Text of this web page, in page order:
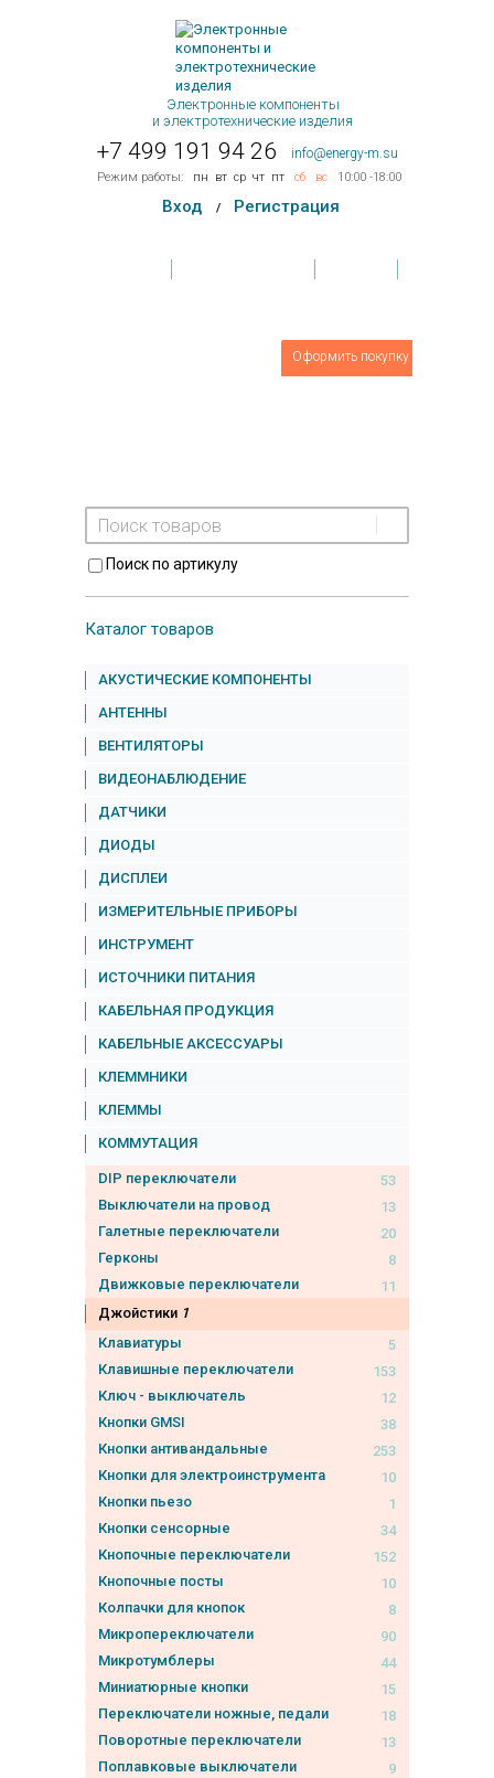
Электронные компоненты
и электротехнические изделия
+7 499 191 94 26 info@energy-m.su
Режим работы: пн вт ср чт пт сб вс 10:00 -18:00
Вход / Регистрация
Оформить покупку
Поиск по артикулу
Каталог товаров
АКУСТИЧЕСКИЕ КОМПОНЕНТЫ
АНТЕННЫ
ВЕНТИЛЯТОРЫ
ВИДЕОНАБЛЮДЕНИЕ
ДАТЧИКИ
ДИОДЫ
ДИСПЛЕИ
ИЗМЕРИТЕЛЬНЫЕ ПРИБОРЫ
ИНСТРУМЕНТ
ИСТОЧНИКИ ПИТАНИЯ
КАБЕЛЬНАЯ ПРОДУКЦИЯ
КАБЕЛЬНЫЕ АКСЕССУАРЫ
КЛЕММНИКИ
КЛЕММЫ
КОММУТАЦИЯ
DIP переключатели
53
Выключатели на провод
13
Галетные переключатели
20
Герконы
8
Движковые переключатели
11
Джойстики 1
Клавиатуры
5
Клавишные переключатели
153
Ключ - выключатель
12
Кнопки GMSI
38
Кнопки антивандальные
253
Кнопки для электроинструмента
10
Кнопки пьезо
1
Кнопки сенсорные
34
Кнопочные переключатели
152
Кнопочные посты
10
Колпачки для кнопок
8
Микропереключатели
90
Микротумблеры
44
Миниатюрные кнопки
15
Переключатели ножные, педали
18
Поворотные переключатели
13
Поплавковые выключатели
9